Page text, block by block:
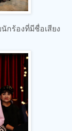
กร้องที่มีชื่อเสียง